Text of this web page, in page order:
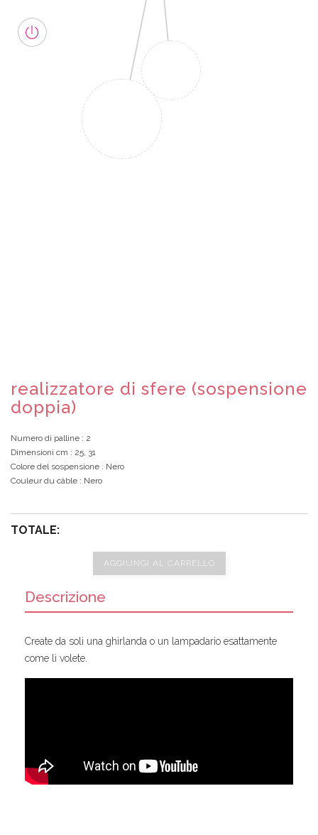
realizzatore di sfere (sospensione
doppia)
Numero di palline : 2
Dimensioni cm : 25, 31
Colore del sospensione : Nero
Couleur du câble : Nero
TOTALE:
AGGIUNGI AL CARRELLO
Descrizione
Create da soli una ghirlanda o un lampadario esattamente
come li volete.